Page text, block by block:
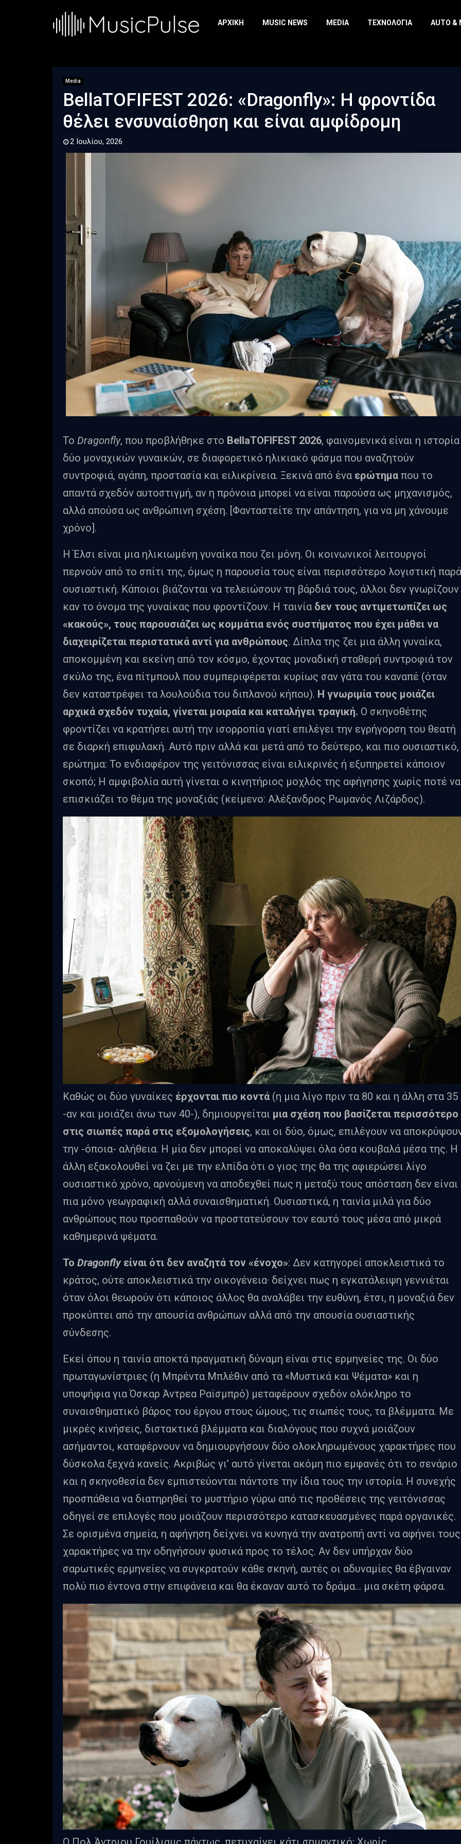
ΑΡΧΙΚΉ MUSIC NEWS MEDIA ΤΕΧΝΟΛΟΓΊΑ AUTO &
Media
BellaTOFIFEST 2026: «Dragonfly»: Η φροντίδα
θέλει ενσυναίσθηση και είναι αμφίδρομη
2 Ιουλίου, 2026
Το Dragonfly, που προβλήθηκε στο BellaTOFIFEST 2026, φαινομενικά είναι η ιστορία
δύο μοναχικών γυναικών, σε διαφορετικό ηλικιακό φάσμα που αναζητούν
συντροφιά, αγάπη, προστασία και ειλικρίνεια. Ξεκινά από ένα ερώτημα που το
απαντά σχεδόν αυτοστιγμή, αν η πρόνοια μπορεί να είναι παρούσα ως μηχανισμός,
αλλά απούσα ως ανθρώπινη σχέση. [Φανταστείτε την απάντηση, για να μη χάνουμε
χρόνο].
Η Έλσι είναι μια ηλικιωμένη γυναίκα που ζει μόνη. Οι κοινωνικοί λειτουργοί
περνούν από το σπίτι της, όμως η παρουσία τους είναι περισσότερο λογιστική παρά
ουσιαστική. Κάποιοι βιάζονται να τελειώσουν τη βάρδιά τους, άλλοι δεν γνωρίζουν
καν το όνομα της γυναίκας που φροντίζουν. Η ταινία δεν τους αντιμετωπίζει ως
«κακούς», τους παρουσιάζει ως κομμάτια ενός συστήματος που έχει μάθει να
διαχειρίζεται περιστατικά αντί για ανθρώπους. Δίπλα της ζει μια άλλη γυναίκα,
αποκομμένη και εκείνη από τον κόσμο, έχοντας μοναδική σταθερή συντροφιά τον
σκύλο της, ένα πίτμπουλ που συμπεριφέρεται κυρίως σαν γάτα του καναπέ (όταν
δεν καταστρέφει τα λουλούδια του διπλανού κήπου). Η γνωριμία τους μοιάζει
αρχικά σχεδόν τυχαία, γίνεται μοιραία και καταλήγει τραγική. Ο σκηνοθέτης
φροντίζει να κρατήσει αυτή την ισορροπία γιατί επιλέγει την εγρήγορση του θεατή
σε διαρκή επιφυλακή. Αυτό πριν αλλά και μετά από το δεύτερο, και πιο ουσιαστικό,
ερώτημα: Το ενδιαφέρον της γειτόνισσας είναι ειλικρινές ή εξυπηρετεί κάποιον
σκοπό; Η αμφιβολία αυτή γίνεται ο κινητήριος μοχλός της αφήγησης χωρίς ποτέ να
επισκιάζει το θέμα της μοναξιάς (κείμενο: Αλέξανδρος Ρωμανός Λιζάρδος).
Καθώς οι δύο γυναίκες έρχονται πιο κοντά (η μια λίγο πριν τα 80 και η άλλη στα 35
-αν και μοιάζει άνω των 40-), δημιουργείται μια σχέση που βασίζεται περισσότερο
στις σιωπές παρά στις εξομολογήσεις, και οι δύο, όμως, επιλέγουν να
την -όποια- αλήθεια. Η μία δεν μπορεί να αποκαλύψει όλα όσα κουβαλά μέσα της. Η
άλλη εξακολουθεί να ζει με την ελπίδα ότι ο γιος της θα της αφιερώσει λίγο
ουσιαστικό χρόνο, αρνούμενη να αποδεχθεί πως η μεταξύ τους απόσταση δεν είναι
πια μόνο γεωγραφική αλλά συναισθηματική. Ουσιαστικά, η ταινία μιλά για δύο
ανθρώπους που προσπαθούν να προστατεύσουν τον εαυτό τους μέσα από μικρά
καθημερινά ψέματα.
Το Dragonflyείναι ότι δεν αναζητά τον «ένοχο»: Δεν κατηγορεί αποκλειστικά το
κράτος, ούτε αποκλειστικά την οικογένεια· δείχνει πως η εγκατάλειψη γεννιέται
όταν όλοι θεωρούν ότι κάποιος άλλος θα αναλάβει την ευθύνη, έτσι, η μοναξιά δεν
προκύπτει από την απουσία ανθρώπων αλλά από την απουσία ουσιαστικής
σύνδεσης.
Εκεί όπου η ταινία αποκτά πραγματική δύναμη είναι στις ερμηνείες της. Οι δύο
πρωταγωνίστριες (η Μπρέντα Μπλέθιν από τα «Μυστικά και Ψέματα» και η
υποψήφια για Όσκαρ Άντρεα Ραϊσμπρό) μεταφέρουν σχεδόν ολόκληρο το
συναισθηματικό βάρος του έργου στους ώμους, τις σιωπές τους, τα βλέμματα. Με
μικρές κινήσεις, διστακτικά βλέμματα και διαλόγους που συχνά μοιάζουν
ασήμαντοι, καταφέρνουν να δημιουργήσουν δύο ολοκληρωμένους χαρακτήρες που
δύσκολα ξεχνά κανείς. Ακριβώς γι’ αυτό γίνεται ακόμη πιο εμφανές ότι το σενάριο
και η σκηνοθεσία δεν εμπιστεύονται πάντοτε την ίδια τους την ιστορία. Η συνεχής
προσπάθεια να διατηρηθεί το μυστήριο γύρω από τις προθέσεις της γειτόνισσας
οδηγεί σε επιλογές που μοιάζουν περισσότερο κατασκευασμένες παρά οργανικές.
Σε ορισμένα σημεία, η αφήγηση δείχνει να κυνηγά την ανατροπή αντί να αφήνει τους
χαρακτήρες να την οδηγήσουν φυσικά προς το τέλος. Αν δεν υπήρχαν δύο
σαρωτικές ερμηνείες να συγκρατούν κάθε σκηνή, αυτές οι αδυναμίες θα έβγαιναν
πολύ πιο έντονα στην επιφάνεια και θα έκαναν αυτό το δράμα… μια σκέτη φάρσα.